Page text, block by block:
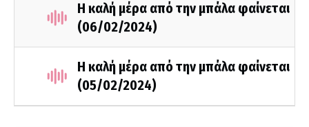
Η καλή μέρα από την μπάλα φαίνεται
(06/02/2024)
Η καλή μέρα από την μπάλα φαίνεται
(05/02/2024)